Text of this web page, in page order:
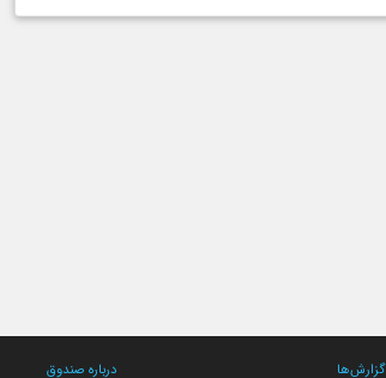
گزارش‌ها درباره صندوق